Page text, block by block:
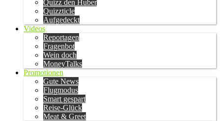
Quizz den Huber
Quizzticle
Aufgedeckt
Videos
Reportagen
Fragenbot
Wein doch
MoneyTalks
Promotionen
Gute News
Flugmodus
Smart gespart
Reise-Glück
Meat & Greet